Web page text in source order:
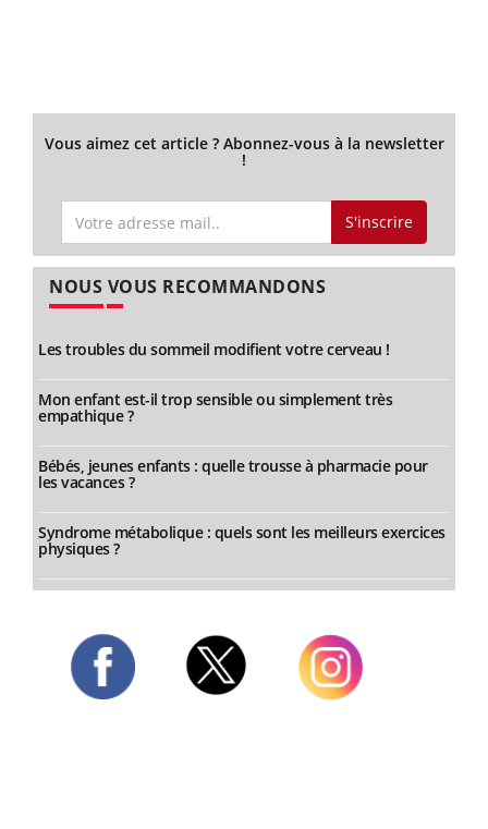
Vous aimez cet article ? Abonnez-vous à la newsletter
!
S'inscrire
NOUS VOUS RECOMMANDONS
Les troubles du sommeil modifient votre cerveau !
Mon enfant est-il trop sensible ou simplement très
empathique ?
Bébés, jeunes enfants : quelle trousse à pharmacie pour
les vacances ?
Syndrome métabolique : quels sont les meilleurs exercices
physiques ?